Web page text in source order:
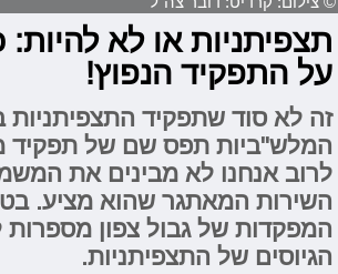
תצפיתניות או לא
על התפקיד הנפוץ!
זה לא סוד שתפקיד התצפיתניות
המלש"ביות תפס שם של
לרוב אנחנו לא מבינים את
השירות המאתגר שהוא מציע.
המפקדות של גבול צפון
הגיוסים של התצפיתניות.